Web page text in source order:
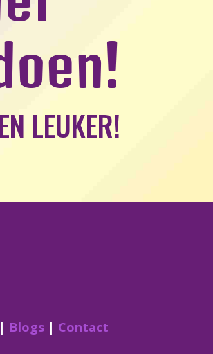
LEUKER!
| Blogs | Contact